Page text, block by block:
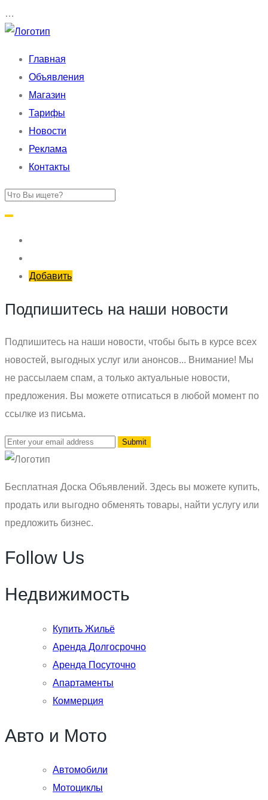
…
Главная
Объявления
Магазин
Тарифы
Новости
Реклама
Контакты
Добавить
Подпишитесь на наши новости
Подпишитесь на наши новости, чтобы быть в курсе всех
новостей, выгодных услуг или анонсов... Внимание! Мы
не рассылаем спам, а только актуальные новости,
предложения. Вы можете отписаться в любой момент по
ссылке из письма.
Бесплатная Доска Объявлений. Здесь вы можете купить,
продать или выгодно обменять товары, найти услугу или
предложить бизнес.
Follow Us
Недвижимость
Купить Жильё
Аренда Долгосрочно
Аренда Посуточно
Апартаменты
Коммерция
Авто и Мото
Автомобили
Мотоциклы